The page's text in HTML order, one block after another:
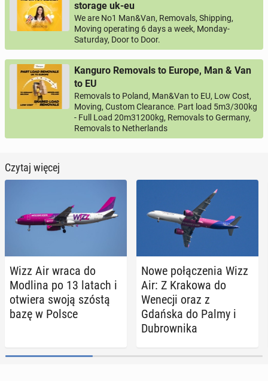
storage uk-eu
We are No1 Man&Van, Removals, Shipping,
Moving operating 6 days a week, Monday-
Saturday, Door to Door.
Kanguro Removals to Europe, Man & Van
to EU
Removals to Poland, Man&Van to EU, Low Cost,
Moving, Custom Clearance. Part load 5m3/300kg
- Full Load 20m31200kg, Removals to Germany,
Removals to Netherlands
Czytaj więcej
Wizz Air wraca do
Modlina po 13 latach i
otwiera swoją szóstą
bazę w Polsce
Nowe po­łą­cze­nia Wizz
Air: Z Krakowa do
Wenecji oraz z
Gdańska do Palmy i
Du­brow­ni­ka